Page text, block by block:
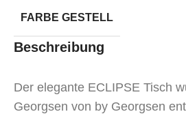
FARBE GESTELL
Beschreibung
Der elegante ECLIPSE Tisch
Georgsen von by Georgsen